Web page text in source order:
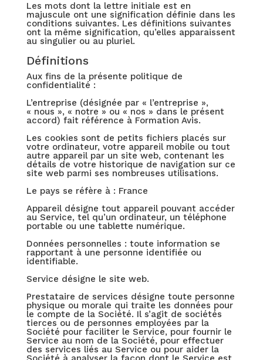
Les mots dont la lettre initiale est en
majuscule ont une signification définie dans les
conditions suivantes. Les définitions suivantes
ont la même signification, qu’elles apparaissent
au singulier ou au pluriel.
Définitions
Aux fins de la présente politique de
confidentialité :
L’entreprise (désignée par « l’entreprise »,
« nous », « notre » ou « nos » dans le présent
accord) fait référence à Formation Avis.
Les cookies sont de petits fichiers placés sur
votre ordinateur, votre appareil mobile ou tout
autre appareil par un site web, contenant les
détails de votre historique de navigation sur ce
site web parmi ses nombreuses utilisations.
Le pays se réfère à : France
Appareil désigne tout appareil pouvant accéder
au Service, tel qu’un ordinateur, un téléphone
portable ou une tablette numérique.
Données personnelles : toute information se
rapportant à une personne identifiée ou
identifiable.
Service désigne le site web.
Prestataire de services désigne toute personne
physique ou morale qui traite les données pour
le compte de la Société. Il s’agit de sociétés
tierces ou de personnes employées par la
Société pour faciliter le Service, pour fournir le
Service au nom de la Société, pour effectuer
des services liés au Service ou pour aider la